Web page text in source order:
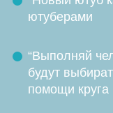
ютуберами
“Выполняй
будут
помощи круга